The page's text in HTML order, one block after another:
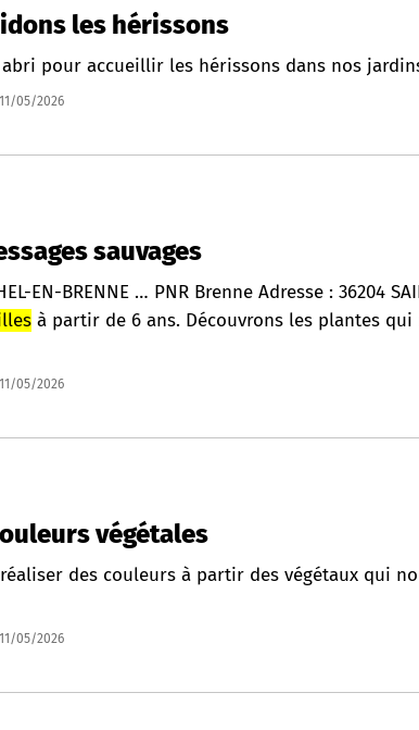
les hérissons
abri pour accueillir les hérissons dans nos
11/05/2026
sauvages
EN-BRENNE … PNR Brenne Adresse : 36204
à partir de 6 ans. Découvrons les plantes
11/05/2026
végétales
des couleurs à partir des végétaux qui
11/05/2026